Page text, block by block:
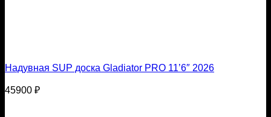
Надувная SUP доска Gladiator PRO 11’6″ 2026
45900 ₽